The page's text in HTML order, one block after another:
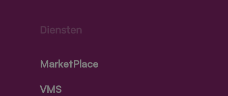
Diensten
MarketPlace
VMS